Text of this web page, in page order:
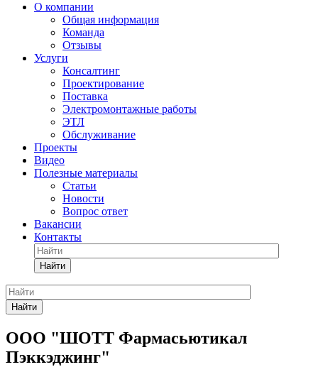
О компании
Общая информация
Команда
Отзывы
Услуги
Консалтинг
Проектирование
Поставка
Электромонтажные работы
ЭТЛ
Обслуживание
Проекты
Видео
Полезные материалы
Статьи
Новости
Вопрос ответ
Вакансии
Контакты
Найти
Найти
ООО "ШОТТ Фармасьютикал
Пэккэджинг"